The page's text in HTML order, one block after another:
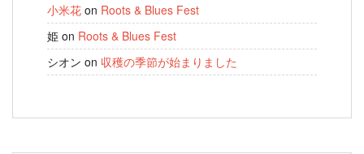
小米花 on Roots & Blues Fest
姫 on Roots & Blues Fest
シオン on 収穫の季節が始まりました